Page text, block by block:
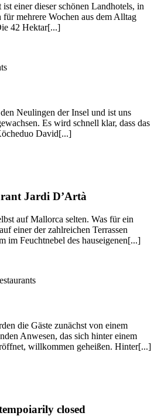
einer dieser schönen Landhotels, in
für mehrere Wochen aus dem Alltag
42 Hektar[...]
Neulingen der Insel und ist uns
Es wird schnell klar, dass das
David[...]
Jardi D’Artà
auf Mallorca selten. Was für ein
einer der zahlreichen Terrassen
im Feuchtnebel des hauseigenen[...]
die Gäste zunächst von einem
Anwesen, das sich hinter einem
willkommen geheißen. Hinter[...]
closed